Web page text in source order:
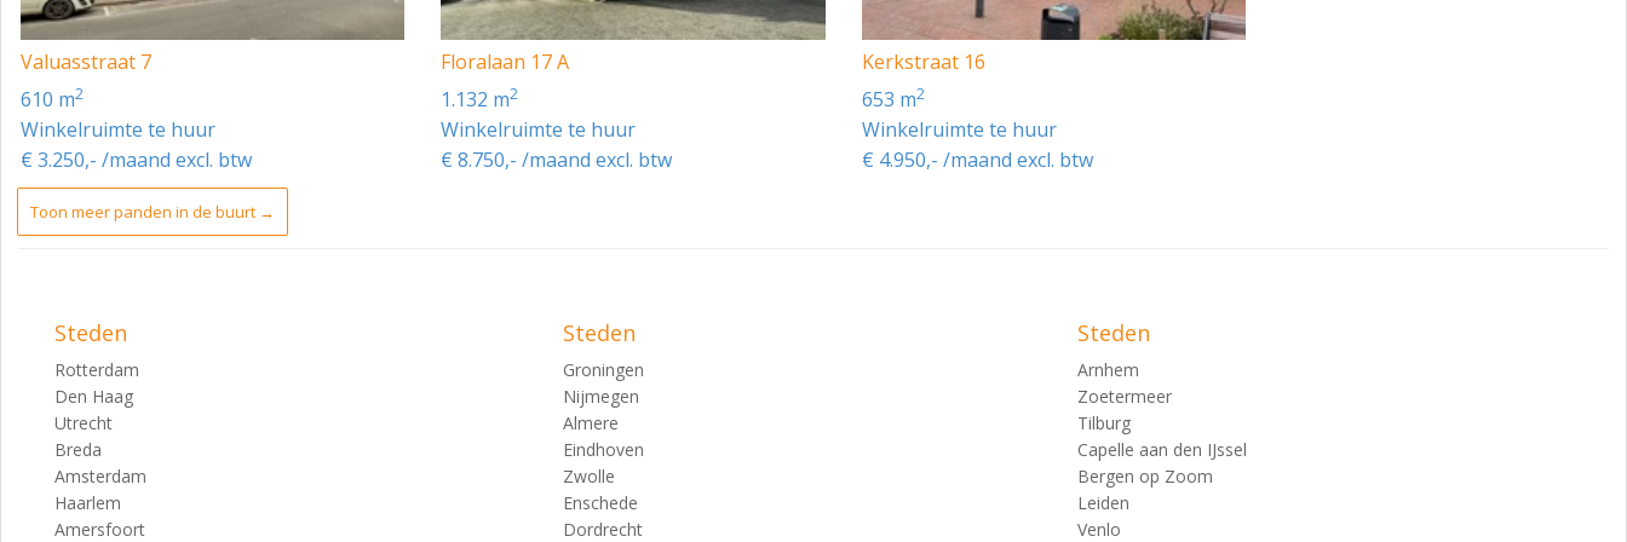
Valuasstraat 7
610 m2
Winkelruimte te huur
€ 3.250,- /maand excl. btw
Floralaan 17 A
1.132 m2
Winkelruimte te huur
€ 8.750,- /maand excl. btw
Kerkstraat 16
653 m2
Winkelruimte te huur
€ 4.950,- /maand excl. btw
Toon meer panden in de buurt →
Steden
Rotterdam
Den Haag
Utrecht
Breda
Amsterdam
Haarlem
Amersfoort
Steden
Groningen
Nijmegen
Almere
Eindhoven
Zwolle
Enschede
Dordrecht
Steden
Arnhem
Zoetermeer
Tilburg
Capelle aan den IJssel
Bergen op Zoom
Leiden
Venlo